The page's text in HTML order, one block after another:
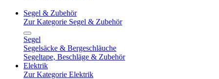
Segel & Zubehör
Zur Kategorie Segel & Zubehör
Segel
Segelsäcke & Bergeschläuche
Segeltape, Beschläge & Zubehör
Elektrik
Zur Kategorie Elektrik